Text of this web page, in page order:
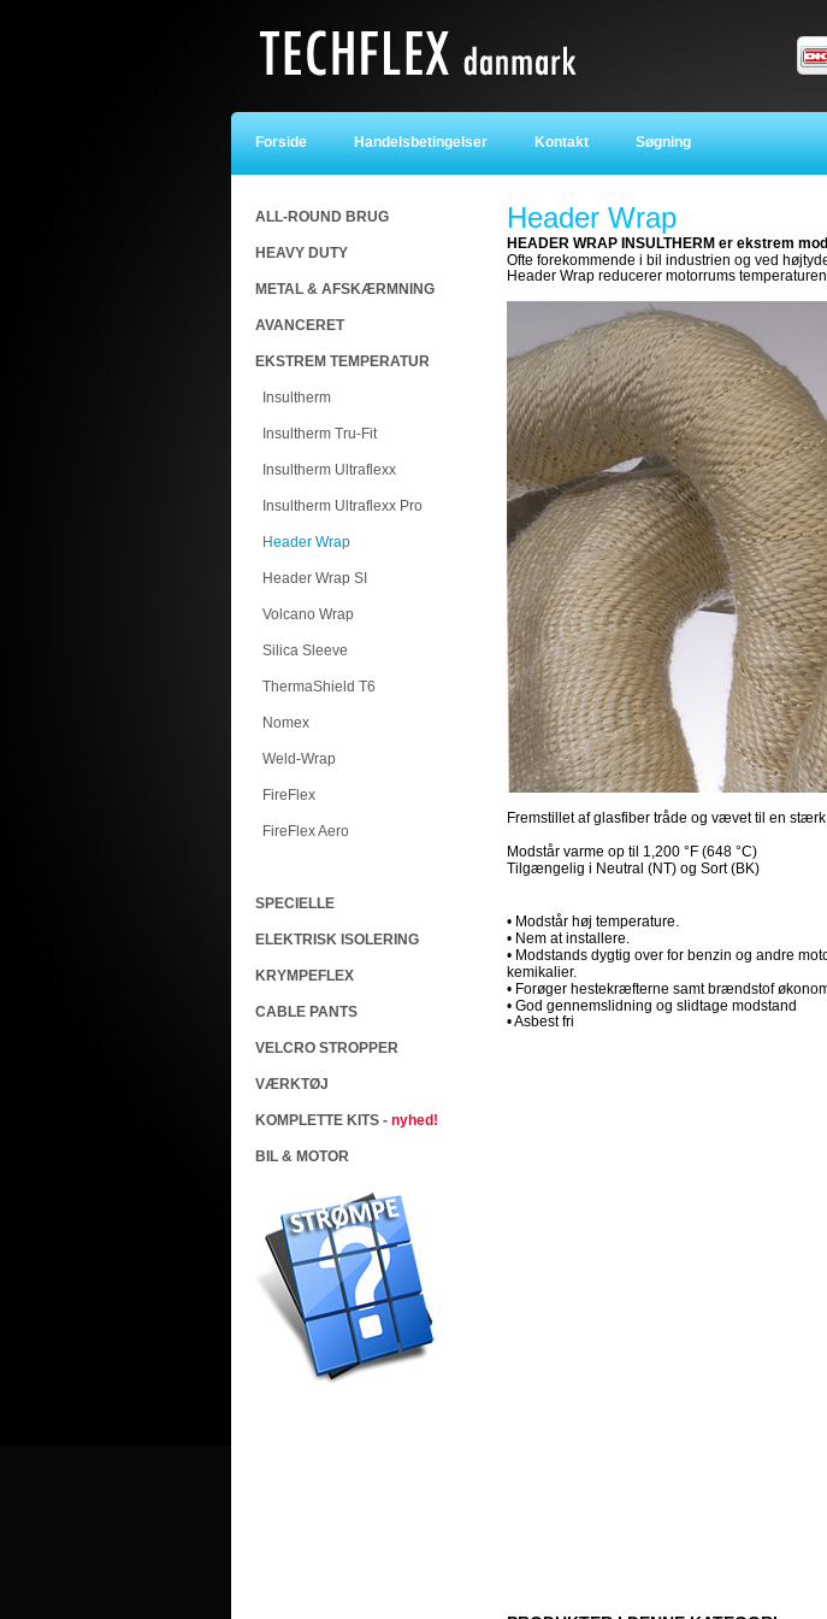
Forside Handelsbetingelser Kontakt Søgning
ALL-ROUND BRUG
HEAVY DUTY
METAL & AFSKÆRMNING
AVANCERET
EKSTREM TEMPERATUR
Insultherm
Insultherm Tru-Fit
Insultherm Ultraflexx
Insultherm Ultraflexx Pro
Header Wrap
Header Wrap SI
Volcano Wrap
Silica Sleeve
ThermaShield T6
Nomex
Weld-Wrap
FireFlex
FireFlex Aero
SPECIELLE
ELEKTRISK ISOLERING
KRYMPEFLEX
CABLE PANTS
VELCRO STROPPER
VÆRKTØJ
KOMPLETTE KITS - nyhed!
BIL & MOTOR
Header Wrap
HEADER WRAP INSULTHERM er ekstrem
Ofte forekommende i bil industrien og ved
Header Wrap reducerer motorrums
Fremstillet af glasfiber tråde og vævet til en
Modstår varme op til 1,200 °F (648 °C)
Tilgængelig i Neutral (NT) og Sort (BK)
• Modstår høj temperature.
• Nem at installere.
• Modstands dygtig over for benzin og andre
kemikalier.
• Forøger hestekræfterne samt brændstof
• God gennemslidning og slidtage modstand
• Asbest fri